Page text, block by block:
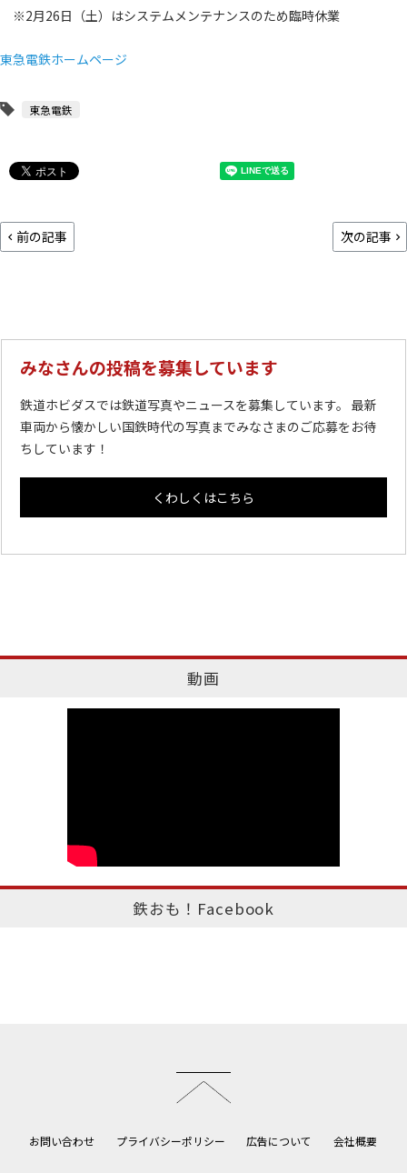
※2月26日（土）はシステムメンテナンスのため臨時休業
東急電鉄ホームページ
東急電鉄
前の記事 次の記事
みなさんの投稿を募集しています
鉄道ホビダスでは鉄道写真やニュースを募集しています。 最新
車両から懐かしい国鉄時代の写真までみなさまのご応募をお待
ちしています！
くわしくはこちら
動画
鉄おも！Facebook
お問い合わせ プライバシーポリシー 広告について 会社概要